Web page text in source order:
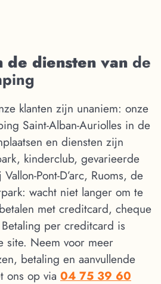
diensten van de
klanten zijn unaniem: onze
Saint-Alban-Auriolles in de
en diensten zijn
kinderclub, gevarieerde
Pont-D’arc, Ruoms, de
wacht niet langer om te
met creditcard, cheque
per creditcard is
site. Neem voor meer
betaling en aanvullende
ons op via 04 75 39 60